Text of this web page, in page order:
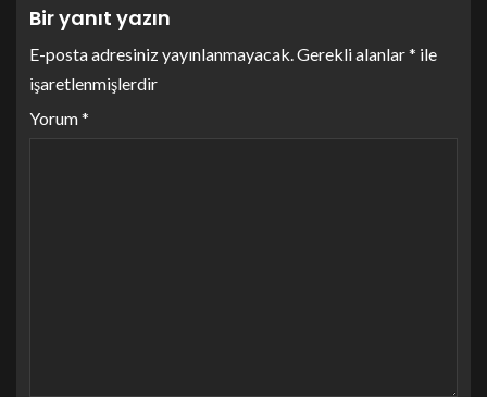
Bir yanıt yazın
E-posta adresiniz yayınlanmayacak.Gerekli alanlar* ile
işaretlenmişlerdir
Yorum*